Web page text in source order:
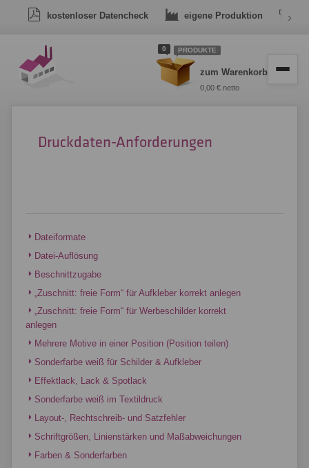
kostenloser Datencheck eigene Produktion ›
0 PRODUKTE
zum Warenkorb
0,00 € netto
Druckdaten-Anforderungen
Dateiformate
Datei-Auflösung
Beschnittzugabe
„Zuschnitt: freie Form“ für Aufkleber korrekt anlegen
„Zuschnitt: freie Form“ für Werbeschilder korrekt
anlegen
Mehrere Motive in einer Position (Position teilen)
Sonderfarbe weiß für Schilder & Aufkleber
Effektlack, Lack & Spotlack
Sonderfarbe weiß im Textildruck
Layout-, Rechtschreib- und Satzfehler
Schriftgrößen, Linienstärken und Maßabweichungen
Farben & Sonderfarben